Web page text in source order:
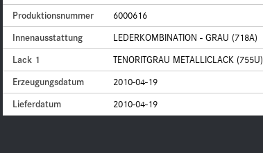
Produktionsnummer
6000616
Innenausstattung
LEDERKOMBINATION - GRAU (718A)
Lack 1
TENORITGRAU METALLICLACK (755U)
Erzeugungsdatum
2010-04-19
Lieferdatum
2010-04-19